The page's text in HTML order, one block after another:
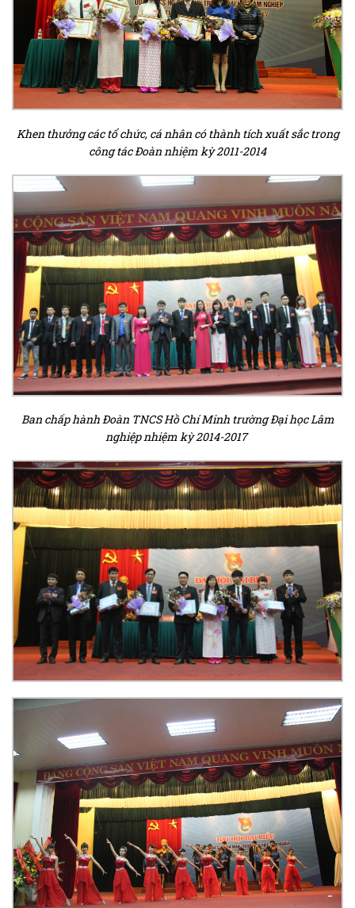
Khen thưởng các tổ chức, cá nhân có thành tích xuất sắc trong
công tác Đoàn nhiệm kỳ 2011-2014
Ban chấp hành Đoàn TNCS Hồ Chí Minh trường Đại học Lâm
nghiệp nhiệm kỳ 2014-2017